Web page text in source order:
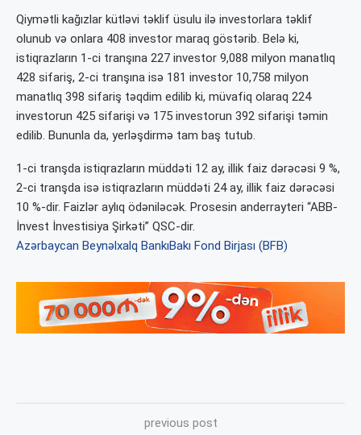
Qiymətli kağızlar kütləvi təklif üsulu ilə investorlara təklif
olunub və onlara 408 investor maraq göstərib. Belə ki,
istiqrazların 1-ci tranşına 227 investor 9,088 milyon manatlıq
428 sifariş, 2-ci tranşına isə 181 investor 10,758 milyon
manatlıq 398 sifariş təqdim edilib ki, müvafiq olaraq 224
investorun 425 sifarişi və 175 investorun 392 sifarişi təmin
edilib. Bununla da, yerləşdirmə tam baş tutub.
1-ci tranşda istiqrazların müddəti 12 ay, illik faiz dərəcəsi 9 %,
2-ci tranşda isə istiqrazların müddəti 24 ay, illik faiz dərəcəsi
10 %-dir. Faizlər aylıq ödəniləcək. Prosesin anderrayteri “ABB-
İnvest İnvestisiya Şirkəti” QSC-dir.
Azərbaycan Beynəlxalq BankıBakı Fond Birjası (BFB)
previous post